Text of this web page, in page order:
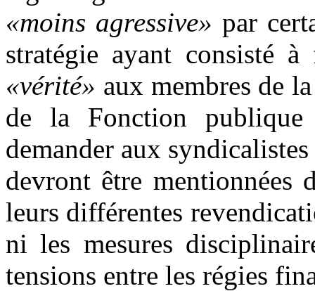
«moins agressive» par
stratégie ayant consisté
«vérité» aux membres de
de la Fonction publique
demander aux
devront être mentionnées
leurs différentes
ni les mesures
tensions entre les régies